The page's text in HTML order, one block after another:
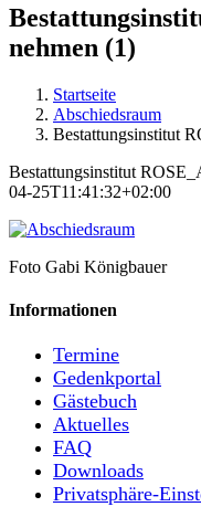
nehmen (1)
Startseite
Abschiedsraum
Bestattungsinstitut
Bestattungsinstitut
04-25T11:41:32+02:00
Foto Gabi Königbauer
Informationen
Termine
Gedenkportal
Gästebuch
Aktuelles
FAQ
Downloads
Privatsphäre-